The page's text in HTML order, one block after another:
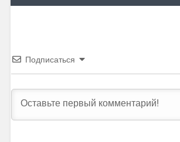
Подписаться